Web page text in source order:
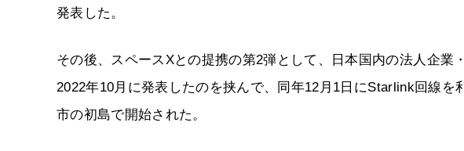
発表した。
その後、スペースXとの提携の第2弾として、日本国内の法人企業
2022年10月に発表したのを挟んで、同年12月1日にStarlink回線
市の初島で開始された。